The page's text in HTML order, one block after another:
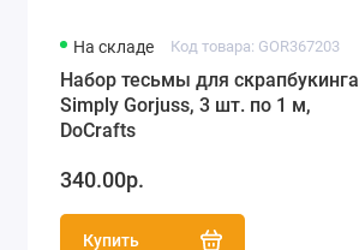
На складе Код товара: GOR367203
Набор тесьмы для скрапбукинга
Simply Gorjuss, 3 шт. по 1 м,
DoCrafts
340.00р.
Купить